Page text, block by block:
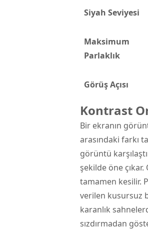
Siyah Seviyesi
Maksimum
Parlaklık
Görüş Açısı
Kontrast
Bir ekranın
arasındaki farkı
görüntü
şekilde öne
tamamen kesilir.
verilen kusursuz
karanlık
sızdırmadan